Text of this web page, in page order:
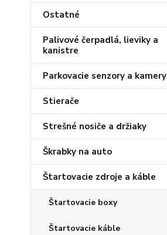
Ostatné
Palivové čerpadlá, lieviky a
kanistre
Parkovacie senzory a kamery
Stierače
Strešné nosiče a držiaky
Škrabky na auto
Štartovacie zdroje a káble
Štartovacie boxy
Štartovacie káble